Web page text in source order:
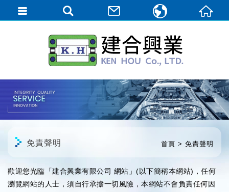
首頁 免責聲明
免責聲明
歡迎您光臨「建合興業有限公司 網站」(以下簡稱本網站)，任何
瀏覽網站的人士，須自行承擔一切風險，本網站不會負責任何因
English